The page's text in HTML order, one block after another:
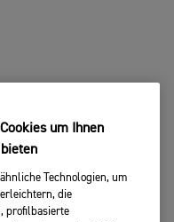
um Ihnen
Technologien, um
die
profilbasierte